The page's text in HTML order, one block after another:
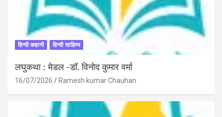
हिन्दी कहानी हिन्दी साहित्य
लघुकथा : मेडल -डॉ. विनोद कुमार वर्मा
16/07/2026 Ramesh kumar Chauhan